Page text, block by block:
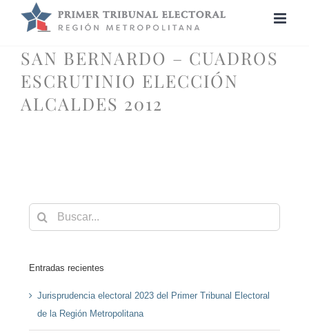
SAN BERNARDO – CUADROS
ESCRUTINIO ELECCIÓN
ALCALDES 2012
Buscar:
Entradas recientes
Jurisprudencia electoral 2023 del Primer Tribunal Electoral
de la Región Metropolitana